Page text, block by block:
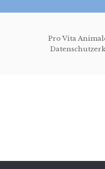
Pro Vita